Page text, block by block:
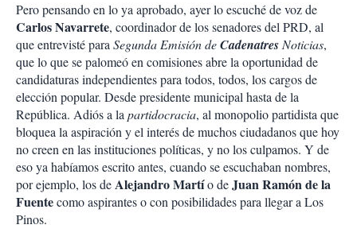
Pero pensando en lo ya aprobado, ayer lo escuché de voz de
Carlos Navarrete, coordinador de los senadores del PRD, al
que entrevisté para Segunda Emisión deCadenatres Noticias,
que lo que se palomeó en comisiones abre la oportunidad de
candidaturas independientes para todos, todos, los cargos de
elección popular. Desde presidente municipal hasta de la
República. Adiós a la partidocracia, al monopolio partidista que
bloquea la aspiración y el interés de muchos ciudadanos que hoy
no creen en las instituciones políticas, y no los culpamos. Y de
eso ya habíamos escrito antes, cuando se escuchaban nombres,
por ejemplo, los deAlejandro Martío deJuan Ramón de la
Fuentecomo aspirantes o con posibilidades para llegar a Los
Pinos.